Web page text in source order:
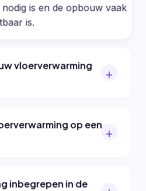
is en de opbouw vaak
is.
vloerverwarming
op een
inbegrepen in de